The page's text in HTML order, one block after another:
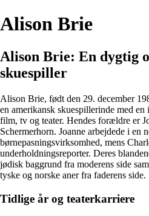
Alison Brie
Alison Brie: En dygtig
skuespiller
Alison Brie, født den 29. december
en amerikansk skuespillerinde med
film, tv og teater. Hendes forældre er
Schermerhorn. Joanne arbejdede i en
børnepasningsvirksomhed, mens
underholdningsreporter. Deres
jødisk baggrund fra moderens side
tyske og norske aner fra faderens side.
Tidlige år og teaterkarriere